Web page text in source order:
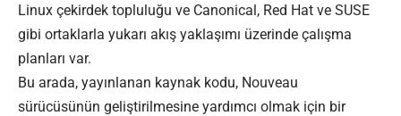
Linux çekirdek topluluğu ve Canonical, Red Hat ve SUSE
gibi ortaklarla yukarı akış yaklaşımı üzerinde çalışma
planları var.
Bu arada, yayınlanan kaynak kodu, Nouveau
sürücüsünün geliştirilmesine yardımcı olmak için bir